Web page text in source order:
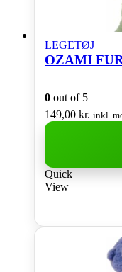
LEGETØJ
OZAMI
0 out of 5
149,00 kr. inkl.
Quick
View